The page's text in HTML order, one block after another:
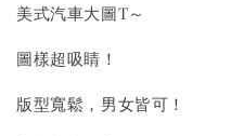
美式汽車大圖T～
圖樣超吸睛！
版型寬鬆，男女皆可！